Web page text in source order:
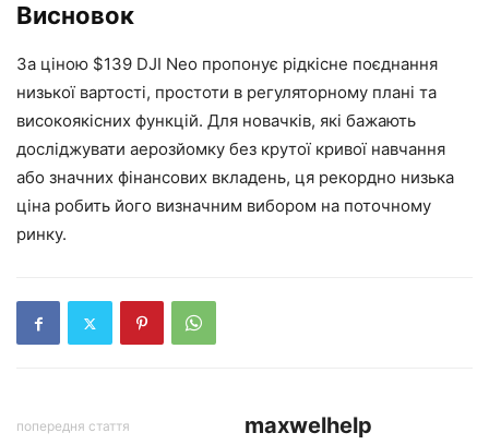
Висновок
За ціною $139 DJI Neo пропонує рідкісне поєднання
низької вартості, простоти в регуляторному плані та
високоякісних функцій. Для новачків, які бажають
досліджувати аерозйомку без крутої кривої навчання
або значних фінансових вкладень, ця рекордно низька
ціна робить його визначним вибором на поточному
ринку.
попередня стаття maxwelhelp